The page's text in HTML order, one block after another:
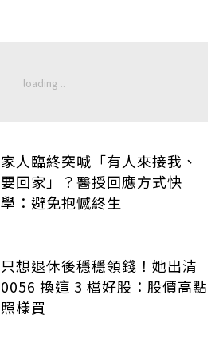
家人臨終突喊「有人來接我、
要回家」？醫授回應方式快
學：避免抱憾終生
只想退休後穩穩領錢！她出清
0056 換這 3 檔好股：股價高點
照樣買